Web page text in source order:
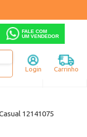
FALE COM
UM VENDEDOR
Login Carrinho
12141075